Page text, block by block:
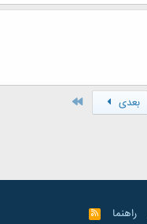
بعدی
راهنما
R